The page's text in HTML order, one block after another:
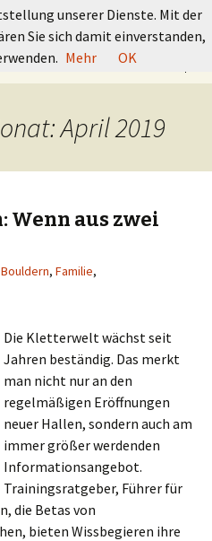
nach:
April 2019
Wenn aus zwei
Bouldern, Familie,
Die Kletterwelt wächst seit
Jahren beständig. Das merkt
man nicht nur an den
regelmäßigen Eröffnungen
neuer Hallen, sondern auch am
immer größer werdenden
Informationsangebot.
Trainingsratgeber, Führer für
die Betas von
bieten Wissbegieren ihre
unserer Dienste. Mit der
Sie sich damit einverstanden,
Mehr OK